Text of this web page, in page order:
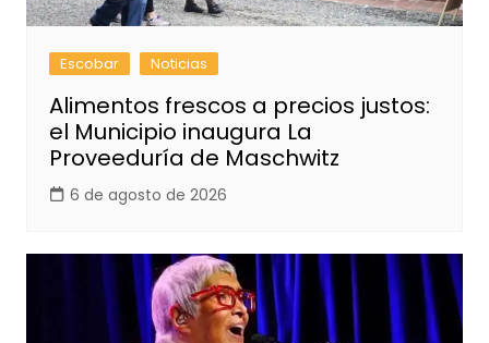
Escobar Noticias
Alimentos frescos a precios justos:
el Municipio inaugura La
Proveeduría de Maschwitz
6 de agosto de 2026